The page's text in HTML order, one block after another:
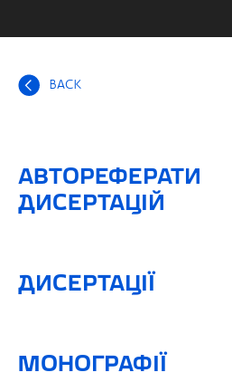
BACK
АВТОРЕФЕРАТИ
ДИСЕРТАЦІЙ
ДИСЕРТАЦІЇ
МОНОГРАФІЇ